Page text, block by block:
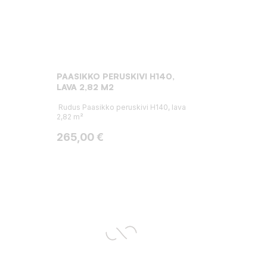
PAASIKKO PERUSKIVI H140,
LAVA 2,82 M2
Rudus Paasikko peruskivi H140, lava
2,82 m²
Hinta
265,00 €